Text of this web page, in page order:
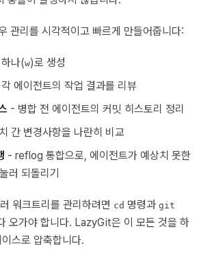
관리를 시각적이고 빠르게 만들어줍니다:
나(w)로 생성
에이전트의 작업 결과를 리뷰
- 병합 전 에이전트의 커밋 히스토리 정리
간 변경사항을 나란히 비교
- reflog 통합으로, 에이전트가 예상치 못한
러 되돌리기
워크트리를 관리하려면 cd 명령과 git
오가야 합니다. LazyGit은 이 모든 것을 하
스로 압축합니다.